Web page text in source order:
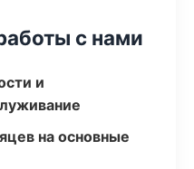
с нами
и
на основные